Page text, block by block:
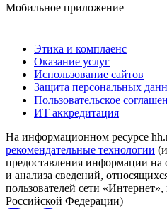
Мобильное приложение
Этика и комплаенс
Оказание услуг
Использование сайтов
Защита персональных
Пользовательское
ИТ аккредитация
На информационном ресурсе
рекомендательные технологии
предоставления информации на
и анализа сведений,
пользователей сети
Российской Федерации)